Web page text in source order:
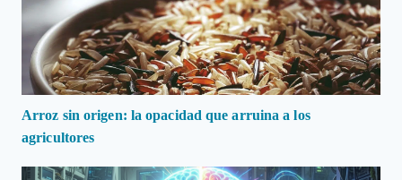
Arroz sin origen: la opacidad que arruina a los
agricultores